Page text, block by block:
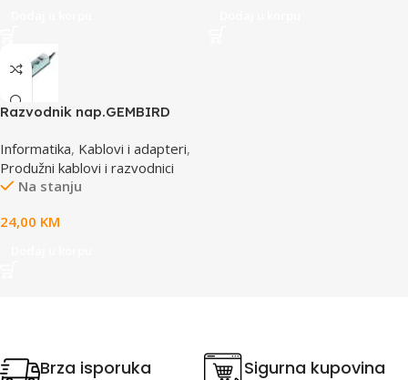
Razvodnik nap.GEMBIRD
prekidač,3m, osigurač,
prenaponska zaštita
Informatika, Kablovi i adapteri,
Produžni kablovi i razvodnici
Na stanju
24,00 KM
Brza isporuka Sigurna kupovina